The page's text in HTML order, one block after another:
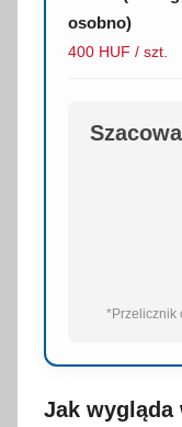
osobno)
400 HUF / szt.
*Przelicznik
Jak wygląda